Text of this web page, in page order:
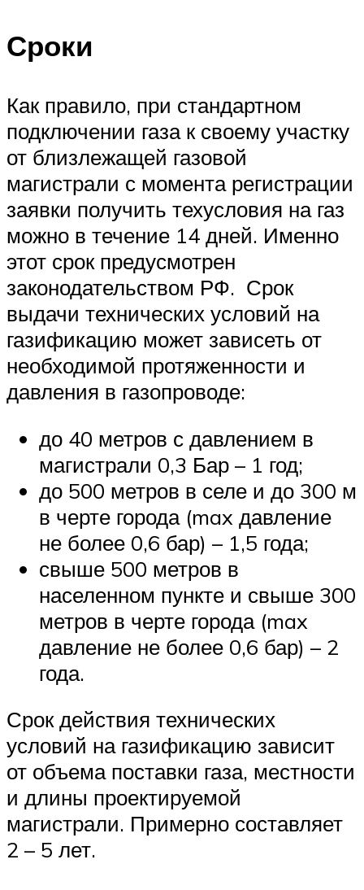
Сроки
Как правило, при стандартном
подключении газа к своему участку
от близлежащей газовой
магистрали с момента регистрации
заявки получить техусловия на газ
можно в течение 14 дней. Именно
этот срок предусмотрен
законодательством РФ. Срок
выдачи технических условий на
газификацию может зависеть от
необходимой протяженности и
давления в газопроводе:
до 40 метров с давлением в
магистрали 0,3 Бар – 1 год;
до 500 метров в селе и до 300 м
в черте города (max давление
не более 0,6 бар) – 1,5 года;
свыше 500 метров в
населенном пункте и свыше 300
метров в черте города (max
давление не более 0,6 бар) – 2
года.
Срок действия технических
условий на газификацию зависит
от объема поставки газа, местности
и длины проектируемой
магистрали. Примерно составляет
2 – 5 лет.